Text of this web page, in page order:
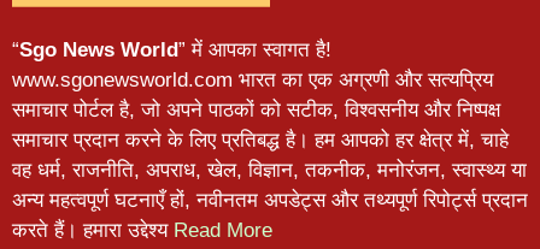
“Sgo News World” में आपका स्वागत है!
www.sgonewsworld.com भारत का एक अग्रणी और सत्यप्रिय
समाचार पोर्टल है, जो अपने पाठकों को सटीक, विश्वसनीय और निष्पक्ष
समाचार प्रदान करने के लिए प्रतिबद्ध है। हम आपको हर क्षेत्र में, चाहे
वह धर्म, राजनीति, अपराध, खेल, विज्ञान, तकनीक, मनोरंजन, स्वास्थ्य या
अन्य महत्वपूर्ण घटनाएँ हों, नवीनतम अपडेट्स और तथ्यपूर्ण रिपोर्ट्स प्रदान
करते हैं। हमारा उद्देश्य Read More